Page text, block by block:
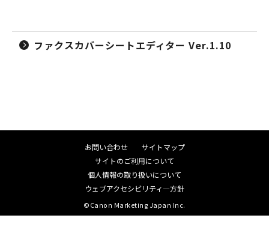
ファクスカバーシートエディター Ver.1.10
お問い合わせ
サイトマップ
サイトのご利用について
個人情報の取り扱いについて
ウェブアクセシビリティ―方針
©Canon Marketing Japan Inc.